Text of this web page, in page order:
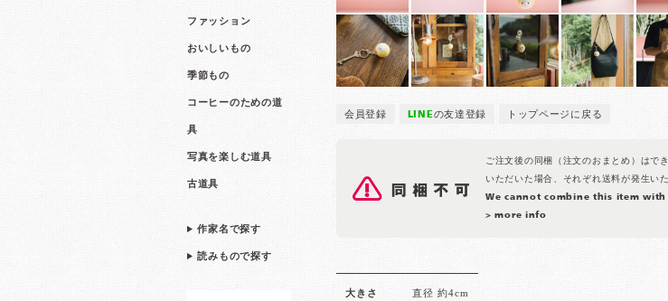
ファッション
おいしいもの
季節もの
コーヒーのための道
具
写真を楽しむ道具
古道具
作家名で探す
読みもので探す
会員登録 LINEの友達登録 トップページに戻る
ご注文後の同梱（注文のおまとめ）はで
いただいた場合、それぞれ送料が発生いた
We cannot combine this item
> more info
大きさ 直径 約4cm